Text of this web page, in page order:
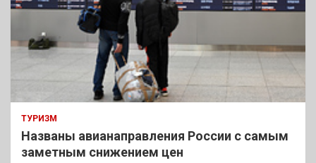
ТУРИЗМ
Названы авианаправления России с самым
заметным снижением цен